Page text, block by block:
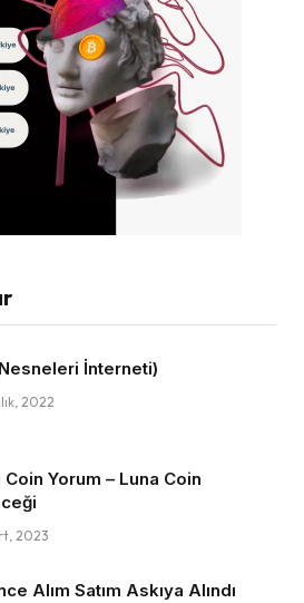
İnterneti)
2022
Coin Yorum – Luna Coin
2023
Alım Satım Askıya Alındı